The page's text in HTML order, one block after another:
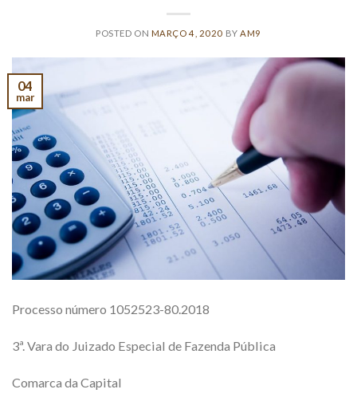
POSTED ON MARÇO 4, 2020 BYAM9
04
mar
Processo número 1052523-80.2018
3ª. Vara do Juizado Especial de Fazenda Pública
Comarca da Capital